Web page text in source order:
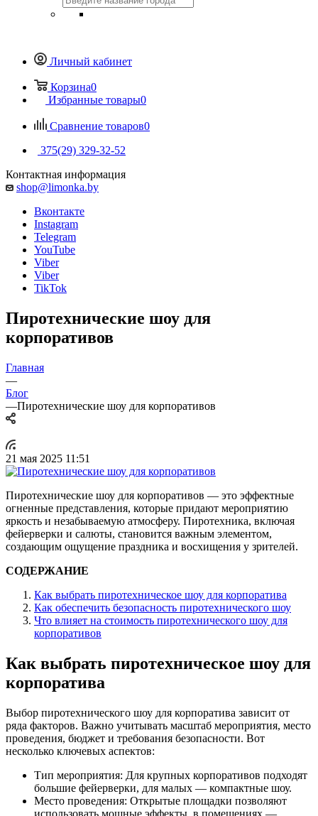
Личный кабинет
Корзина0
Избранные товары0
Сравнение товаров0
375(29) 329-32-52
Контактная информация
shop@limonka.by
Вконтакте
Instagram
Telegram
YouTube
Viber
Viber
TikTok
Пиротехнические шоу для
корпоративов
Главная
—
Блог
—Пиротехнические шоу для корпоративов
21 мая 2025 11:51
Пиротехнические шоу для корпоративов — это эффектные
огненные представления, которые придают мероприятию
яркость и незабываемую атмосферу. Пиротехника, включая
фейерверки и салюты, становится важным элементом,
создающим ощущение праздника и восхищения у зрителей.
СОДЕРЖАНИЕ
Как выбрать пиротехническое шоу для корпоратива
Как обеспечить безопасность пиротехнического шоу
Что влияет на стоимость пиротехнического шоу для
корпоративов
Как выбрать пиротехническое шоу для
корпоратива
Выбор пиротехнического шоу для корпоратива зависит от
ряда факторов. Важно учитывать масштаб мероприятия, место
проведения, бюджет и требования безопасности. Вот
несколько ключевых аспектов:
Тип мероприятия: Для крупных корпоративов подходят
большие фейерверки, для малых — компактные шоу.
Место проведения: Открытые площадки позволяют
использовать мощные эффекты, в помещениях —